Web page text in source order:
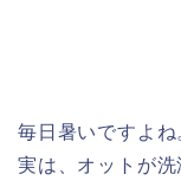
毎日暑いですよね
実は、オットが